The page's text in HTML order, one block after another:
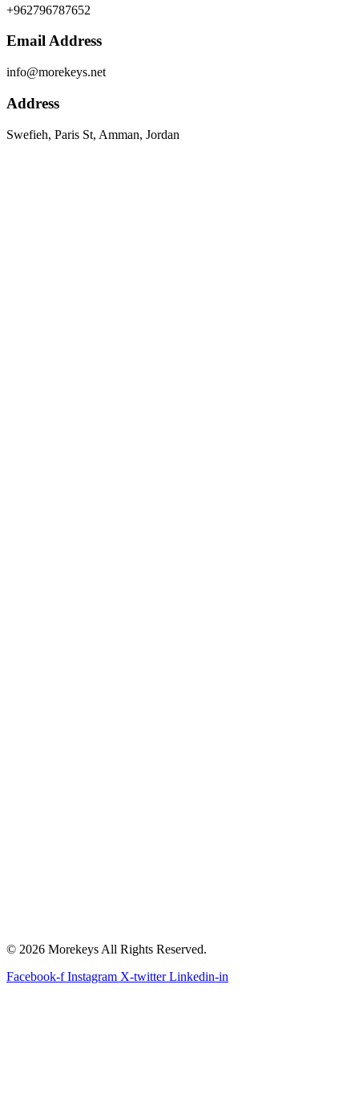
+962796787652
Email Address
info@morekeys.net
Address
Swefieh, Paris St, Amman, Jordan
© 2026 Morekeys All Rights Reserved.
Facebook-f Instagram X-twitter Linkedin-in